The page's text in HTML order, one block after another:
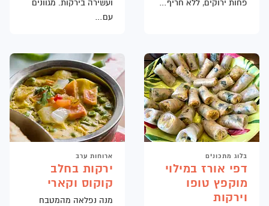
עמדת ארוחת בוקר
עמדת קישים, טורטיות וסלטים לשבועות
הרצאות מעוררות השראה
סדנאות תנועה
סדנאות צמחי מרפא ורוקחות טבעית
פחות ירוקים, ללא חריף…
ועשירה בירקות. מגוונים
עם…
בלוג מתכונים
דפי אורז במילוי
מוקפץ טופו
וירקות
ארוחות ערב
ירקות בחלב
קוקוס וקארי
מנה נפלאה מהמטבח